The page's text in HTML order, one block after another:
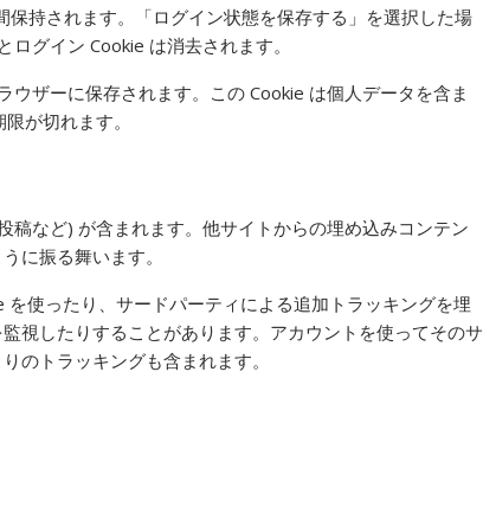
持されます。「ログイン状態を保存する」を選択した場
グイン Cookie は消去されます。
ザーに保存されます。この Cookie は個人データを含ま
が切れます。
など) が含まれます。他サイトからの埋め込みコンテン
に振る舞います。
使ったり、サードパーティによる追加トラッキングを埋
視したりすることがあります。アカウントを使ってそのサ
のトラッキングも含まれます。